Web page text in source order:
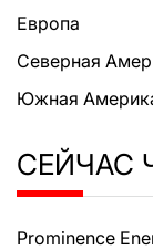
Европа
Северная
Южная
СЕЙЧАС
Prominence